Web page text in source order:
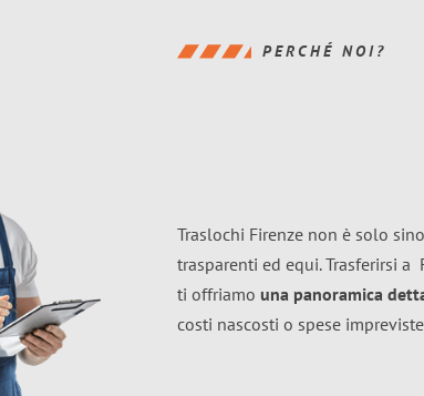
PERCHÉ NOI?
Traslochi Firenze non è solo
trasparenti ed equi. Trasferirsi a
ti offriamo una panoramica
costi nascosti o spese